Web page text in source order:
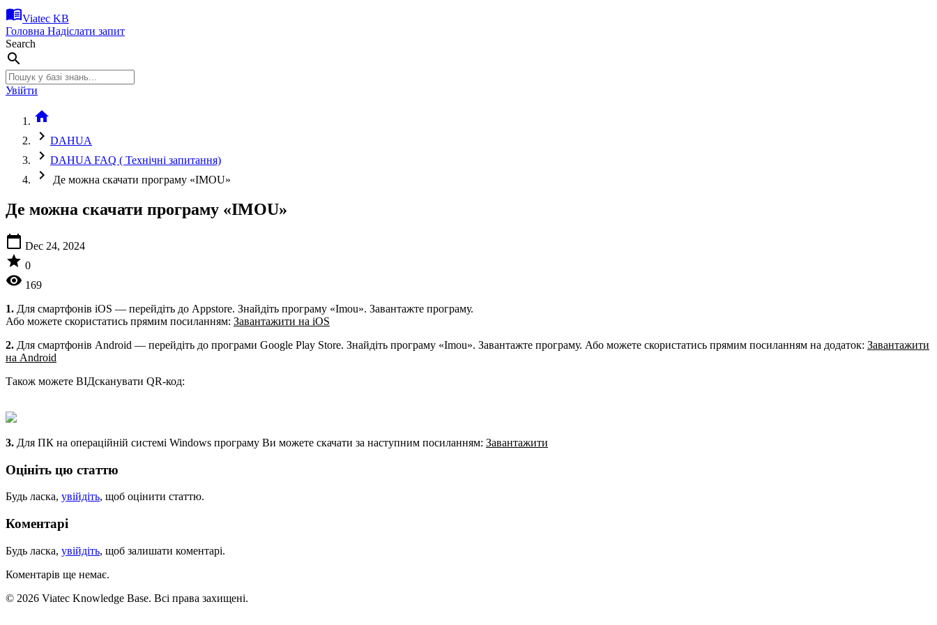
menu_bookViatec KB
Головна Надіслати запит
Search
search
Увійти
home
chevron_right DAHUA
chevron_right DAHUA FAQ ( Технічні запитання)
chevron_right Де можна скачати програму «IMOU»
Де можна скачати програму «IMOU»
calendar_today Dec 24, 2024
star 0
visibility 169
1. Для смартфонів iOS — перейдіть до Appstore. Знайдіть програму «Imou». Завантажте програму.
Або можете скористатись прямим посиланням: Завантажити на iOS
2. Для смартфонів Android — перейдіть до програми Google Play Store. Знайдіть програму «Imou». Завантажте програму. Або можете скористатись прямим посиланням на додаток: Завантажити
на Android
Також можете ВІДсканувати QR-код:
3. Для ПК на операційній системі Windows програму Ви можете скачати за наступним посиланням: Завантажити
Оцініть цю статтю
Будь ласка, увійдіть, щоб оцінити статтю.
Коментарі
Будь ласка, увійдіть, щоб залишати коментарі.
Коментарів ще немає.
© 2026 Viatec Knowledge Base. Всі права захищені.